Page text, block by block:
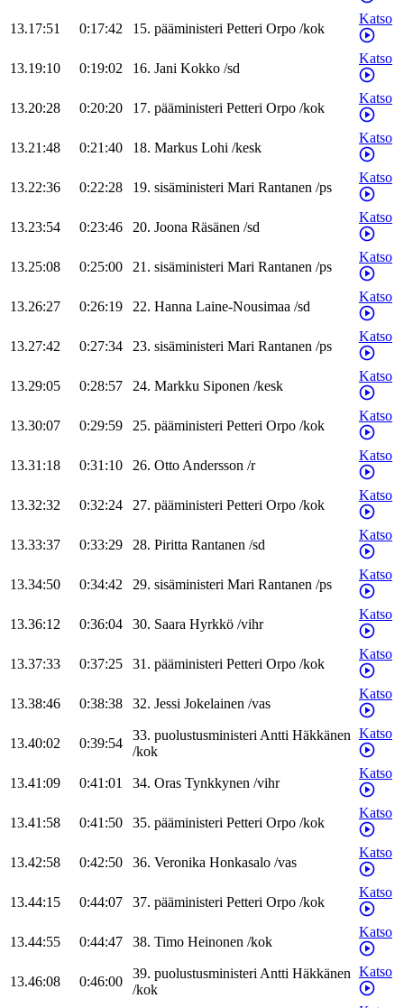
13.17:51 0:17:42 15. pääministeri Petteri Orpo /kok
Katso
13.19:10 0:19:02 16. Jani Kokko /sd
Katso
13.20:28 0:20:20 17. pääministeri Petteri Orpo /kok
Katso
13.21:48 0:21:40 18. Markus Lohi /kesk
Katso
13.22:36 0:22:28 19. sisäministeri Mari Rantanen /ps
Katso
13.23:54 0:23:46 20. Joona Räsänen /sd
Katso
13.25:08 0:25:00 21. sisäministeri Mari Rantanen /ps
Katso
13.26:27 0:26:19 22. Hanna Laine-Nousimaa /sd
Katso
13.27:42 0:27:34 23. sisäministeri Mari Rantanen /ps
Katso
13.29:05 0:28:57 24. Markku Siponen /kesk
Katso
13.30:07 0:29:59 25. pääministeri Petteri Orpo /kok
Katso
13.31:18 0:31:10 26. OttoAndersson /r
Katso
13.32:32 0:32:24 27. pääministeri Petteri Orpo /kok
Katso
13.33:37 0:33:29 28. Piritta Rantanen /sd
Katso
13.34:50 0:34:42 29. sisäministeri Mari Rantanen /ps
Katso
13.36:12 0:36:04 30. Saara Hyrkkö /vihr
Katso
13.37:33 0:37:25 31. pääministeri Petteri Orpo /kok
Katso
13.38:46 0:38:38 32. Jessi Jokelainen /vas
Katso
13.40:02 0:39:54
33. puolustusministeriAntti Häkkänen
/kok
Katso
13.41:09 0:41:01 34. Oras Tynkkynen /vihr
Katso
13.41:58 0:41:50 35. pääministeri Petteri Orpo /kok
Katso
13.42:58 0:42:50 36. Veronika Honkasalo /vas
Katso
13.44:15 0:44:07 37. pääministeri Petteri Orpo /kok
Katso
13.44:55 0:44:47 38. Timo Heinonen /kok
Katso
13.46:08 0:46:00
39. puolustusministeriAntti Häkkänen
/kok
Katso